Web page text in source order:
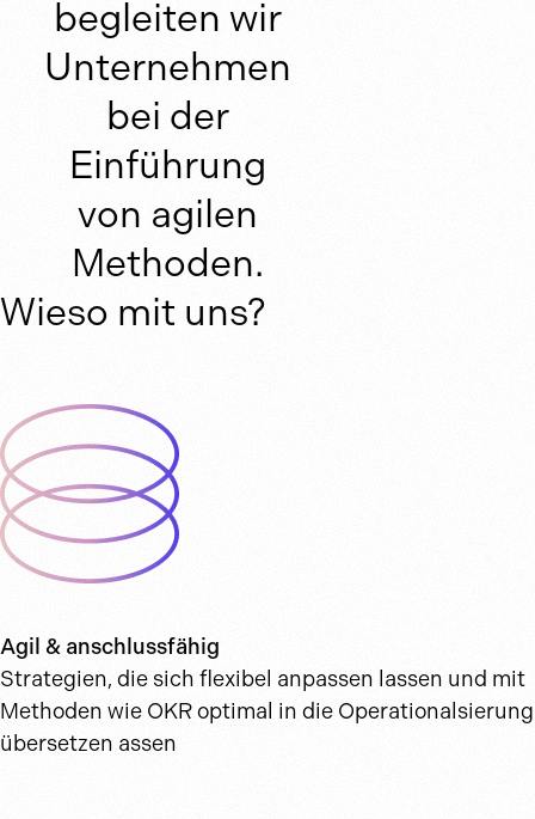
begleiten wir
Unternehmen
bei der
Einführung
von agilen
Methoden.
Wieso mit uns?
Agil & anschlussfähig
Strategien, die sich flexibel anpassen lassen und mit
Methoden wie OKR optimal in die Operationalsierung
übersetzen assen